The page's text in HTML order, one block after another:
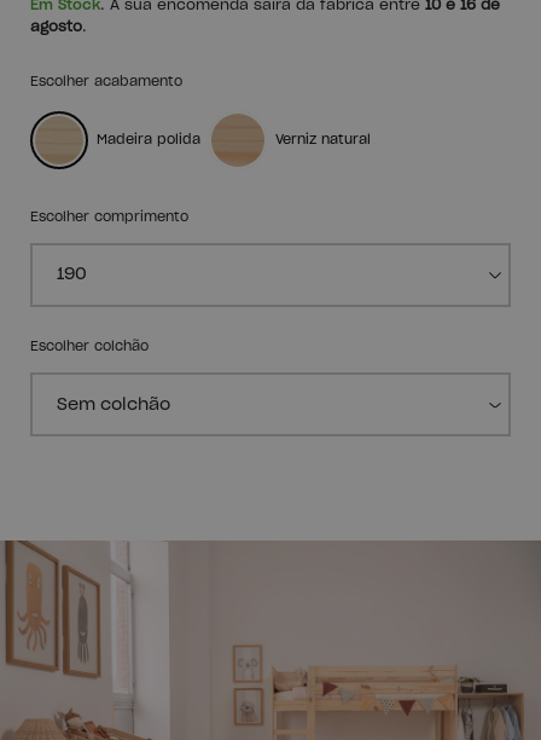
Escolher acabamento
Madeira polida Verniz natural
Escolher comprimento
Escolher colchão
Em Stock. A sua encomenda sairá da fábrica entre 10 e 16 de
agosto.